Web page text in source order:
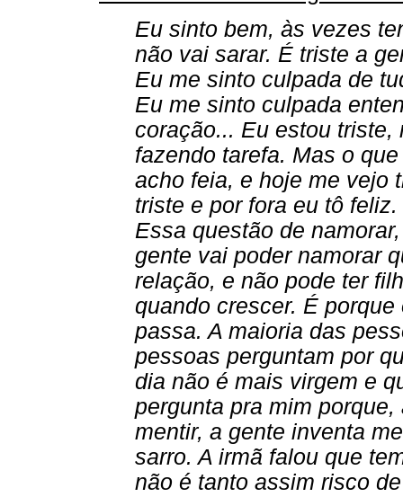
Eu sinto bem, às vezes
não vai sarar. É triste a
Eu me sinto culpada de
Eu me sinto culpada
coração... Eu estou
fazendo tarefa. Mas o
acho feia, e hoje me vejo
triste e por fora eu tô feliz.
Essa questão de
gente vai poder namorar
relação, e não pode ter
quando crescer. É
passa. A maioria das
pessoas perguntam por
dia não é mais virgem e
pergunta pra mim
mentir, a gente inventa
sarro. A irmã falou que
não é tanto assim risco